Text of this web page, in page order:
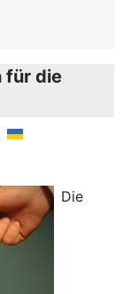
für die
Die